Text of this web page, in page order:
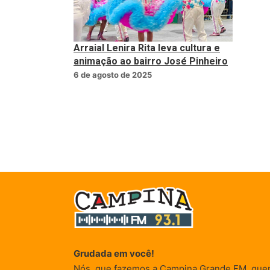
Arraial Lenira Rita leva cultura e
animação ao bairro José Pinheiro
6 de agosto de 2025
Grudada em você!